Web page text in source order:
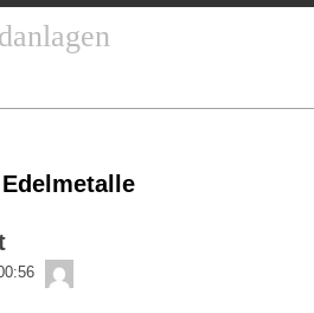
to
content
to
NAV_MENU-
to
NAV_MENU-
to
NAV_MENU-
to
NAV_MENU-
to
MSCHANDL
to
TEXT-
to
TEXT-
to
TEXT-
Edelmetalle